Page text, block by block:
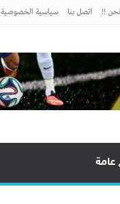
!! اتصل بنا سياسية الخصوصية
عامة